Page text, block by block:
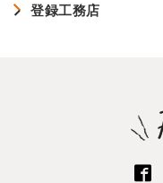
登録工務店